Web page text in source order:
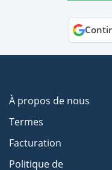
À propos de nous
Termes
Facturation
Politique de